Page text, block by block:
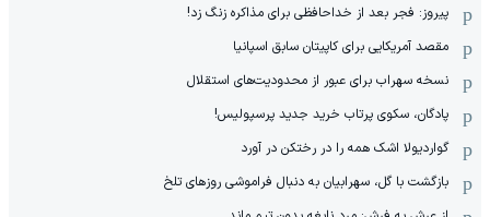
پیروز: فجر بعد از خداحافظی برای مذاکره زنگ زد!
مقصد آمریکایی برای کاپیتان سابق اسپانیا
نسخه سهراب برای عبور از محدودیت‌های استقلال
پادگان، سکوی پرتاب خرید جدید پرسپولیس!
گواردیولا اشک همه را در رختکن در آورد
بازگشت با گل، سهرابیان به دنبال فراموشی روزهای تلخ